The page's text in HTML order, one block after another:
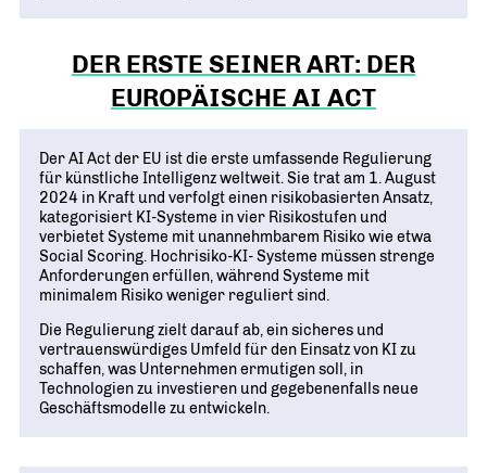
DER ERSTE SEINER ART: DER
EUROPÄISCHE AI ACT
Der AI Act der EU ist die erste umfassende Regulierung
für künstliche Intelligenz weltweit. Sie trat am 1. August
2024 in Kraft und verfolgt einen risikobasierten Ansatz,
kategorisiert KI-Systeme in vier Risikostufen und
verbietet Systeme mit unannehmbarem Risiko wie etwa
Social Scoring. Hochrisiko-KI- Systeme müssen strenge
Anforderungen erfüllen, während Systeme mit
minimalem Risiko weniger reguliert sind.
Die Regulierung zielt darauf ab, ein sicheres und
vertrauenswürdiges Umfeld für den Einsatz von KI zu
schaffen, was Unternehmen ermutigen soll, in
Technologien zu investieren und gegebenenfalls neue
Geschäftsmodelle zu entwickeln.